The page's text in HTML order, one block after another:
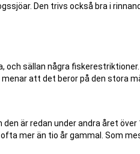
Den trivs också bra i
och sällan några
att det beror på den stora
den är redan under andra året
mer än tio år gammal. Som